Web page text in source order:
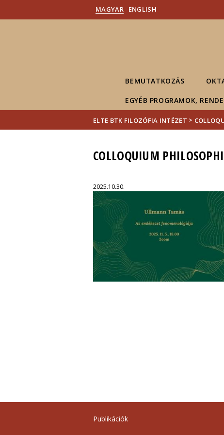
MAGYAR ENGLISH
BEMUTATKOZÁS
EGYÉB PROGRAMOK,
ELTE BTK FILOZÓFIA INTÉZET >
COLLOQUIUM
2025.10.30.
Publikációk